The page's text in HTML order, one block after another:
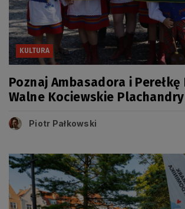
KULTURA
Poznaj Ambasadora i
Walne Kociewskie
Piotr Pałkowski